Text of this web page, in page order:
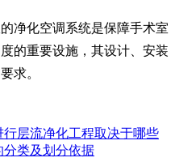
净化空调系统是保障手术室
的重要设施，其设计、安装
求。
行层流净化工程取决于哪些
分类及划分依据